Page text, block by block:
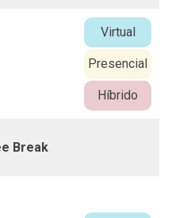
Virtual
Presencial
Híbrido
Break